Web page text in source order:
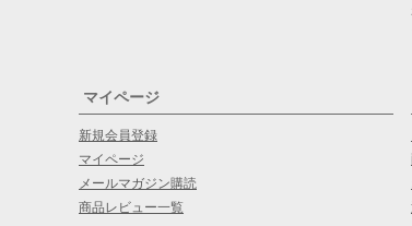
マイページ
新規会員登録
マイページ
メールマガジン購読
商品レビュー一覧